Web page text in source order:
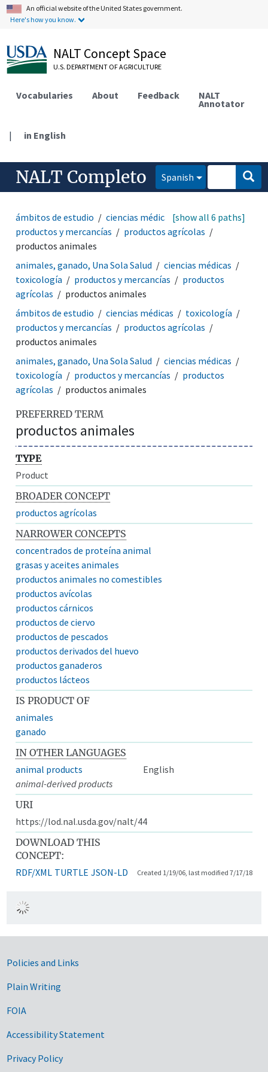
An official website of the United States government.
Here's how you know.
NALT Concept Space
U.S. DEPARTMENT OF AGRICULTURE
Vocabularies About Feedback NALT
Annotator
| in English
NALT Completo Spanish
ámbitos de estudio ciencias médicas
toxicología
productos y mercancías
productos agrícolas
productos animales
[show all 6 paths]
animales, ganado, Una Sola Salud
ciencias médicas
toxicología
productos y mercancías
productos
agrícolas
productos animales
ámbitos de estudio
ciencias médicas
toxicología
productos y mercancías
productos agrícolas
productos animales
animales, ganado, Una Sola Salud
ciencias médicas
toxicología
productos y mercancías
productos
agrícolas
productos animales
PREFERRED TERM
productos animales
TYPE
Product
BROADER CONCEPT
productos agrícolas
NARROWER CONCEPTS
concentrados de proteína animal
grasas y aceites animales
productos animales no comestibles
productos avícolas
productos cárnicos
productos de ciervo
productos de pescados
productos derivados del huevo
productos ganaderos
productos lácteos
IS PRODUCT OF
animales
ganado
IN OTHER LANGUAGES
animal products
English
animal-derived products
URI
https://lod.nal.usda.gov/nalt/44
DOWNLOAD THIS
CONCEPT:
RDF/XML TURTLE JSON-LD Created 1/19/06, last modified 7/17/18
Government Links
Policies and Links
Plain Writing
FOIA
Accessibility Statement
Privacy Policy